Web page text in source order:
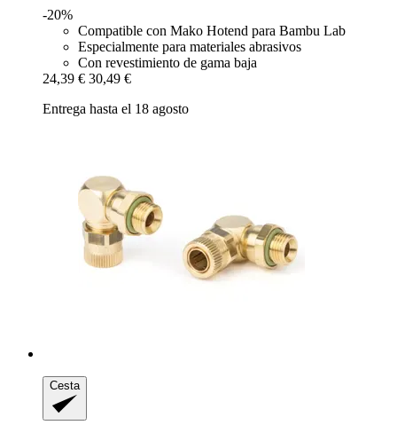
-20%
Compatible con Mako Hotend para Bambu Lab
Especialmente para materiales abrasivos
Con revestimiento de gama baja
24,39 € 30,49 €
Entrega hasta el 18 agosto
Cesta